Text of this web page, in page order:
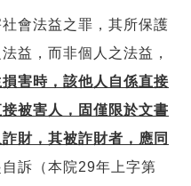
會法益之罪，其所保護
益，而非個人之法益，
害時，該他人自係直接
被害人，固僅限於文書
財，其被詐財者，應同
自訴（本院29年上字第